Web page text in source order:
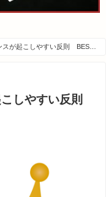
スが起こしやすい反則 BEST
こしやすい反則